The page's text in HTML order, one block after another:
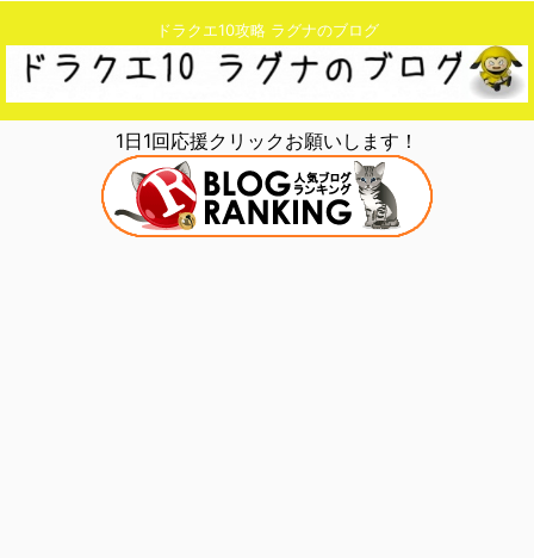
ドラクエ10攻略 ラグナのブログ
1日1回応援クリックお願いします！